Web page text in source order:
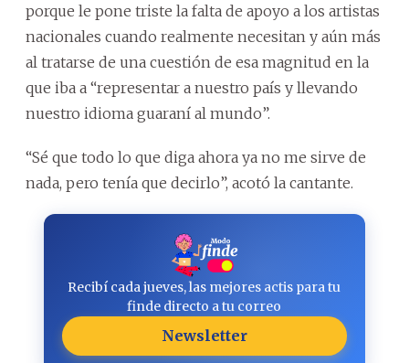
porque le pone triste la falta de apoyo a los artistas
nacionales cuando realmente necesitan y aún más
al tratarse de una cuestión de esa magnitud en la
que iba a “representar a nuestro país y llevando
nuestro idioma guaraní al mundo”.
“Sé que todo lo que diga ahora ya no me sirve de
nada, pero tenía que decirlo”, acotó la cantante.
Recibí cada jueves, las mejores actis para tu
finde directo a tu correo
Newsletter